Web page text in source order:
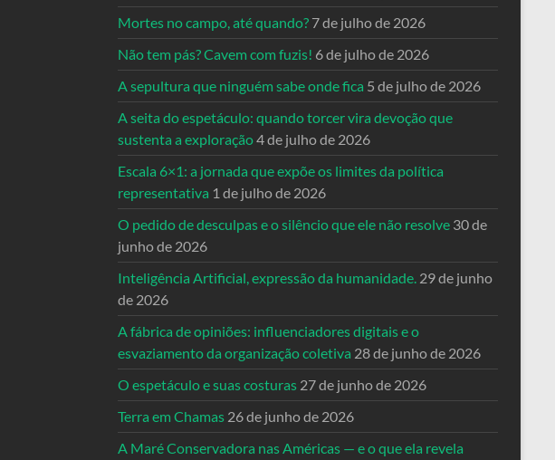
Mortes no campo, até quando? 7 de julho de 2026
Não tem pás? Cavem com fuzis! 6 de julho de 2026
A sepultura que ninguém sabe onde fica 5 de julho de 2026
A seita do espetáculo: quando torcer vira devoção que
sustenta a exploração4 de julho de 2026
Escala 6×1: a jornada que expõe os limites da política
representativa 1 de julho de 2026
O pedido de desculpas e o silêncio que ele não resolve 30 de
junho de 2026
Inteligência Artificial, expressão da humanidade. 29 de junho
de 2026
A fábrica de opiniões: influenciadores digitais e o
esvaziamento da organização coletiva 28 de junho de 2026
O espetáculo e suas costuras 27 de junho de 2026
Terra em Chamas 26 de junho de 2026
A Maré Conservadora nas Américas — e o que ela revela